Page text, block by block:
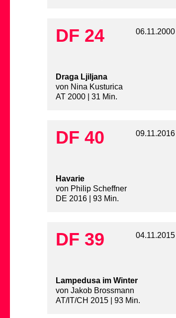
DF 24 06.11.2000
Draga Ljiljana
von Nina Kusturica
AT 2000 | 31 Min.
DF 40 09.11.2016
Havarie
von Philip Scheffner
DE 2016 | 93 Min.
DF 39 04.11.2015
Lampedusa im Winter
von Jakob Brossmann
AT/IT/CH 2015 | 93 Min.